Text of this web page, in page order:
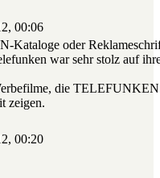
00:06
Kataloge oder
war sehr stolz auf
die
zeigen.
00:20